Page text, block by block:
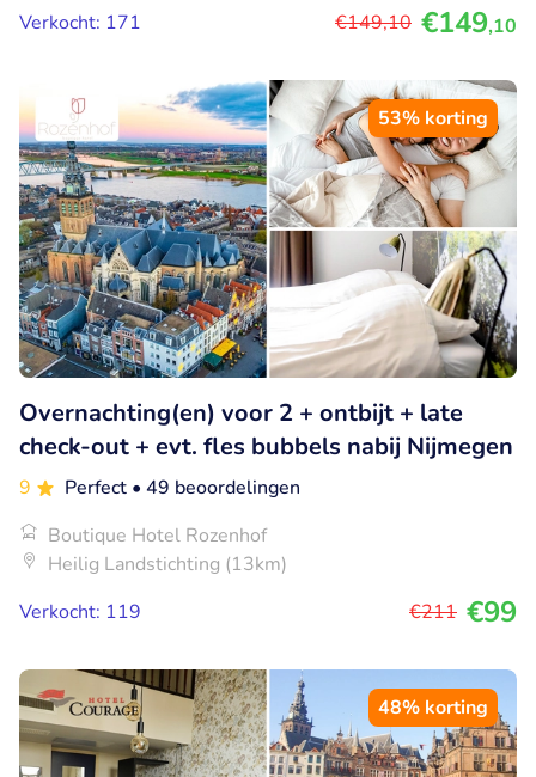
Verkocht: 171
€149,10 €149,10
53% korting
Overnachting(en) voor 2 + ontbijt + late
check-out + evt. fles bubbels nabij Nijmegen
9 Perfect • 49 beoordelingen
Boutique Hotel Rozenhof
Heilig Landstichting (13km)
Verkocht: 119
€211 €99
48% korting